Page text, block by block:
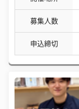
募集人数
申込締切